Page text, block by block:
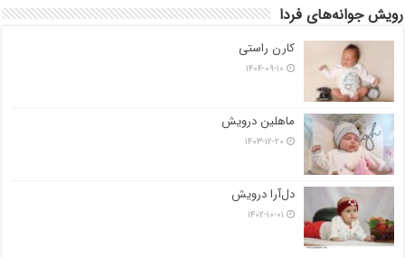
رویش جوانه‌های فردا
کارن راستی
۱۴۰۴-۰۹-۱۰
ماهلین درویش
۱۴۰۳-۱۲-۲۰
دل‌آرا درویش
۱۴۰۲-۱۰-۰۱